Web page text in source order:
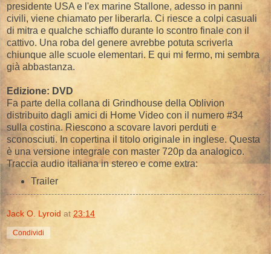
presidente USA e l'ex marine Stallone, adesso in panni
civili, viene chiamato per liberarla. Ci riesce a colpi casuali
di mitra e qualche schiaffo durante lo scontro finale con il
cattivo. Una roba del genere avrebbe potuta scriverla
chiunque alle scuole elementari. E qui mi fermo, mi sembra
già abbastanza.
Edizione: DVD
Fa parte della collana di Grindhouse della Oblivion
distribuito dagli amici di Home Video con il numero #34
sulla costina. Riescono a scovare lavori perduti e
sconosciuti. In copertina il titolo originale in inglese. Questa
è una versione integrale con master 720p da analogico.
Traccia audio italiana in stereo e come extra:
Trailer
Jack O. Lyroid at 23:14
Condividi